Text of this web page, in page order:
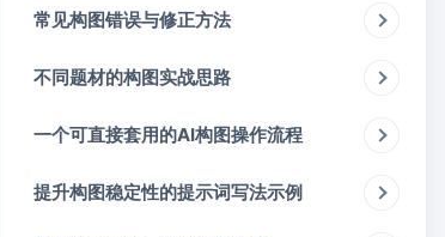
常见构图错误与修正方法
不同题材的构图实战思路
一个可直接套用的AI构图操作流程
提升构图稳定性的提示词写法示例